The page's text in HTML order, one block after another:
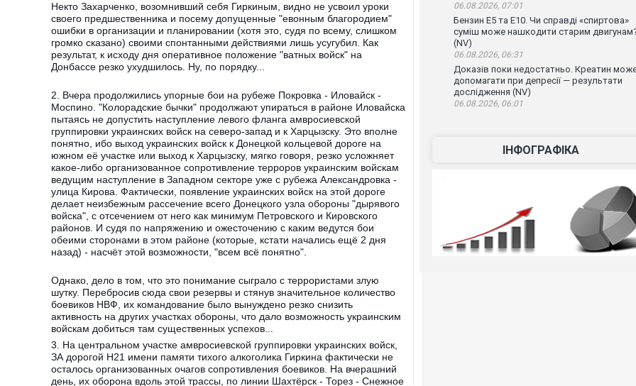
Некто Захарченко, возомнивший себя Гиркиным, видно не усвоил уроки
своего предшественника и посему допущенные "евонным благородием"
ошибки в организации и планировании (хотя это, судя по всему, слишком
громко сказано) своими спонтанными действиями лишь усугубил. Как
результат, к исходу дня оперативное положение "ватных войск" на
Донбассе резко ухудшилось. Ну, по порядку...
2. Вчера продолжились упорные бои на рубеже Покровка - Иловайск -
Моспино. "Колорадские бычки" продолжают упираться в районе Иловайска
пытаясь не допустить наступление левого фланга амвросиевской
группировки украинских войск на северо-запад и к Харцызску. Это вполне
понятно, ибо выход украинских войск к Донецкой кольцевой дороге на
южном её участке или выход к Харцызску, мягко говоря, резко усложняет
какое-либо организованное сопротивление терроров украинским войскам
ведущим наступление в Западном секторе уже с рубежа Александровка -
улица Кирова. Фактически, появление украинских войск на этой дороге
делает неизбежным рассечение всего Донецкого узла обороны "дырявого
войска", с отсечением от него как минимум Петровского и Кировского
районов. И судя по напряжению и ожесточению с каким ведутся бои
обеими сторонами в этом районе (которые, кстати начались ещё 2 дня
назад) - насчёт этой возможности, "всем всё понятно".
Однако, дело в том, что это понимание сыграло с террористами злую
шутку. Перебросив сюда свои резервы и стянув значительное количество
боевиков НВФ, их командование было вынуждено резко снизить
активность на других участках обороны, что дало возможность украинским
войскам добиться там существенных успехов...
3. На центральном участке амвросиевской группировки украинских войск,
ЗА дорогой Н21 имени памяти тихого алкоголика Гиркина фактически не
осталось организованных очагов сопротивления боевиков. На вчерашний
день, их оборона вдоль этой трассы, по линии Шахтёрск - Торез - Снежное
06.08.2026, 07:01
Бензин Е5 та Е10. Чи справді «спиртова»
суміш може нашкодити старим
(NV)
06.08.2026, 06:31
Доказів поки недостатньо. Креатин
допомагати при депресії — результати
дослідження (NV)
06.08.2026, 06:01
ІНФОГРАФІКА